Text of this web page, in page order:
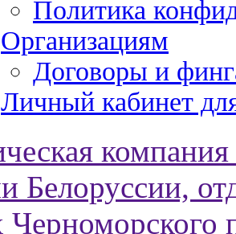
Политика
Организациям
Договоры и
Личный кабинет